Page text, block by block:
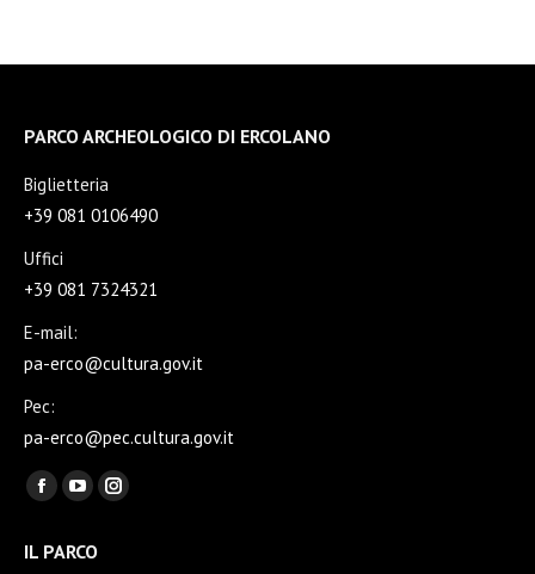
PARCO ARCHEOLOGICO DI ERCOLANO
Biglietteria
+39 081 0106490
Uffici
+39 081 7324321
E-mail:
pa-erco@cultura.gov.it
Pec:
pa-erco@pec.cultura.gov.it
Ci puoi trovare su:
Facebook
opens
YouTube
opens
Instagram
IL PARCO